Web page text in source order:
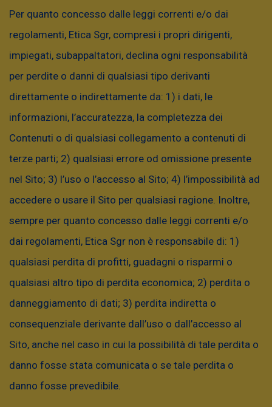
regime fiscale applicabile. I rendimenti passati
non sono indicativi di quelli futuri e
relativi ai sottostanti che influenzano
l’andamento del valore delle relative
rimborso del capitale investito. La SGR declina
qualsiasi responsabilità per eventuali perdite
che potrebbero derivare dall’utilizzo delle
informazioni fornite nella presente
una decisione finale di investimento, è
necessario consultare il documento contenente
Per quanto concesso dalle leggi correnti e/o dai
regolamenti, Etica Sgr, compresi i propri dirigenti,
impiegati, subappaltatori, declina ogni responsabilità
per perdite o danni di qualsiasi tipo derivanti
direttamente o indirettamente da: 1) i dati, le
informazioni, l’accuratezza, la completezza dei
Contenuti o di qualsiasi collegamento a contenuti di
terze parti; 2) qualsiasi errore od omissione presente
nel Sito; 3) l’uso o l’accesso al Sito; 4) l’impossibilità ad
accedere o usare il Sito per qualsiasi ragione. Inoltre,
sempre per quanto concesso dalle leggi correnti e/o
dai regolamenti, Etica Sgr non è responsabile di: 1)
qualsiasi perdita di profitti, guadagni o risparmi o
qualsiasi altro tipo di perdita economica; 2) perdita o
danneggiamento di dati; 3) perdita indiretta o
consequenziale derivante dall’uso o dall’accesso al
Sito, anche nel caso in cui la possibilità di tale perdita o
danno fosse stata comunicata o se tale perdita o
danno fosse prevedibile.